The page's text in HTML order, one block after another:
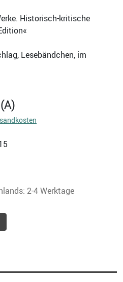
Historisch-kritische
Lesebändchen, im
2-4 Werktage